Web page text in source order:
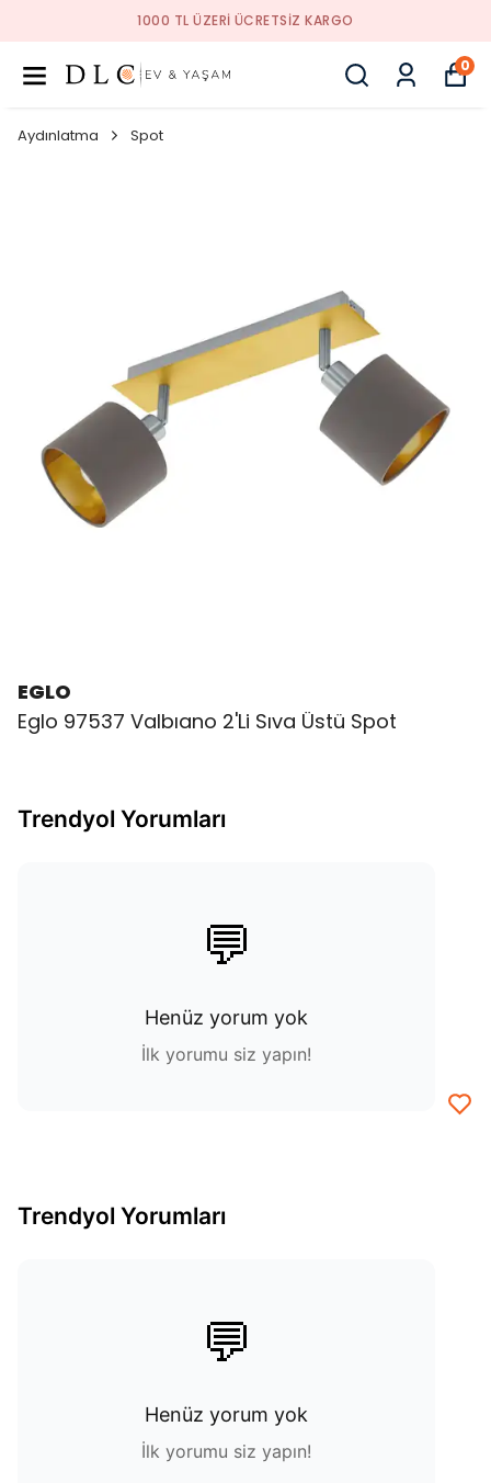
1000 TL ÜZERI ÜCRETSIZ KARGO
0
Aydınlatma Spot
EGLO
Eglo 97537 Valbıano 2'Li Sıva Üstü Spot
Trendyol Yorumları
💬
Henüz yorum yok
İlk yorumu siz yapın!
Trendyol Yorumları
💬
Henüz yorum yok
İlk yorumu siz yapın!